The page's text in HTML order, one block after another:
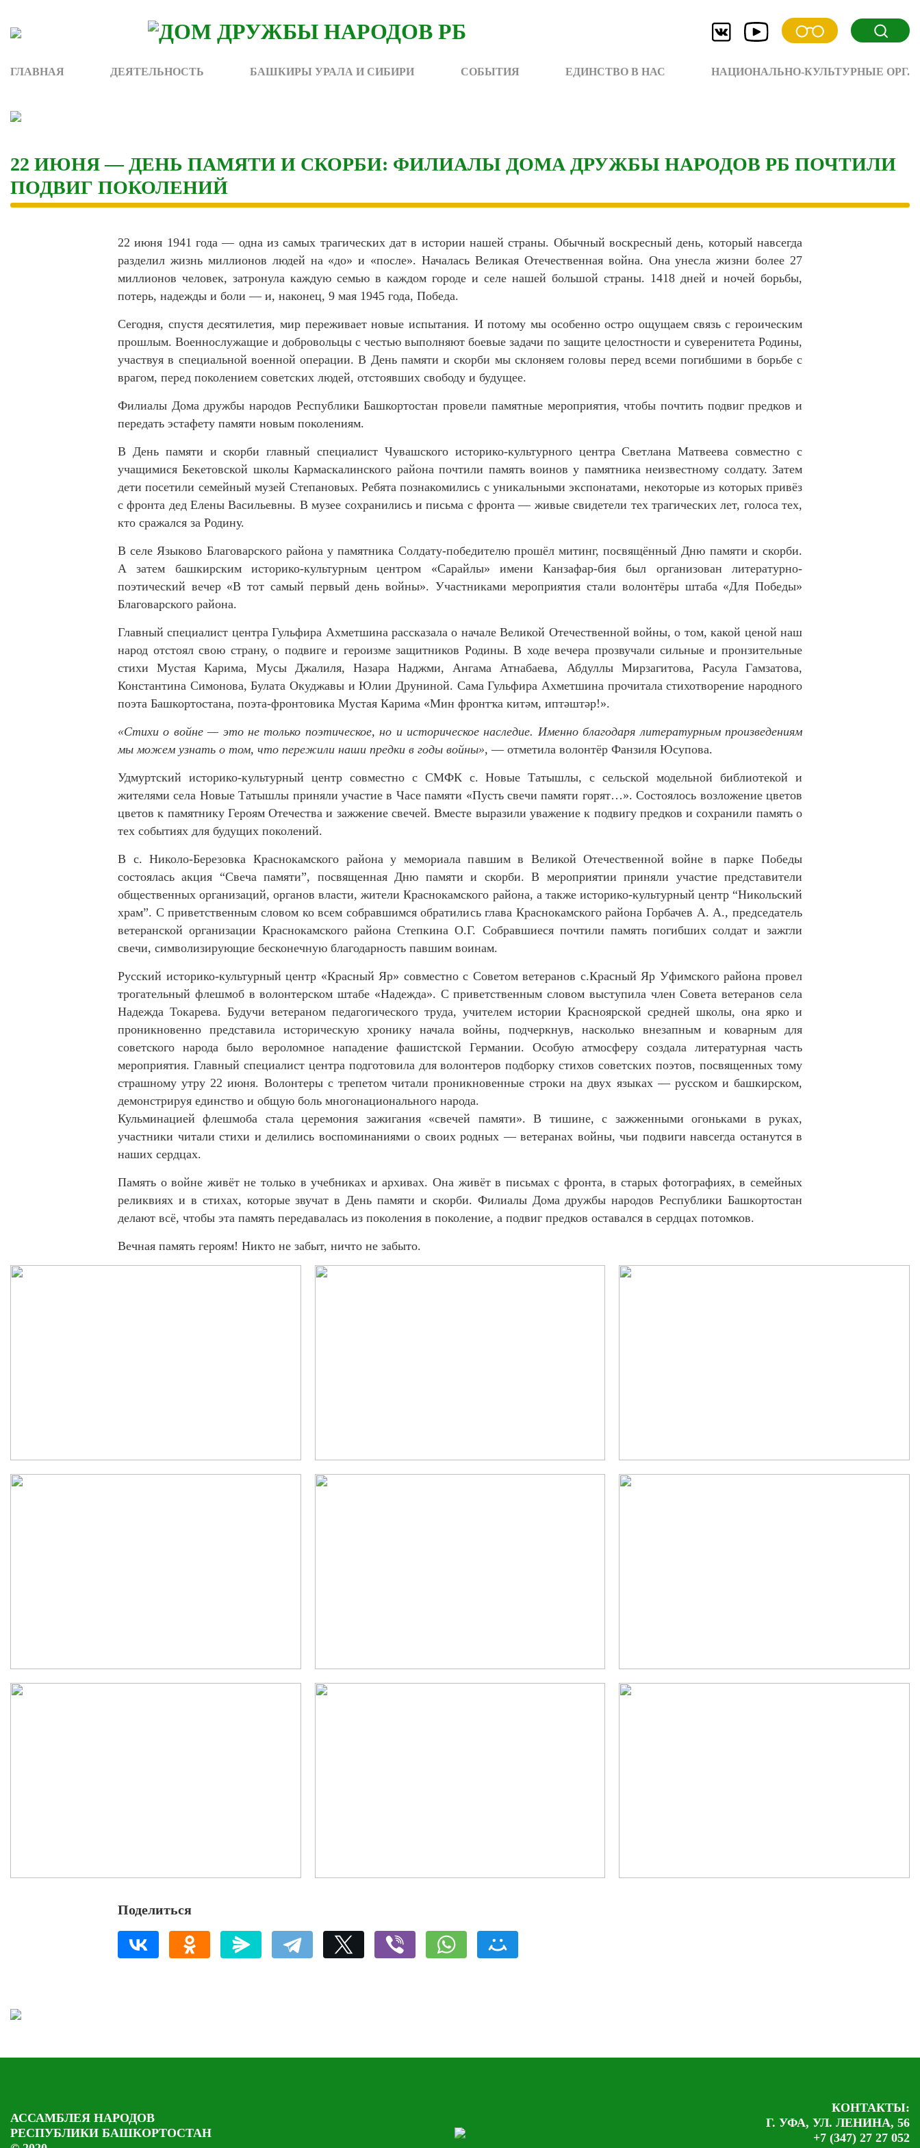
content
ГЛАВНАЯ ДЕЯТЕЛЬНОСТЬ БАШКИРЫ УРАЛА И СИБИРИ СОБЫТИЯ ЕДИНСТВО В НАС НАЦИОНАЛЬНО-КУЛЬТУРНЫЕ ОРГ.
22 ИЮНЯ — ДЕНЬ ПАМЯТИ И СКОРБИ: ФИЛИАЛЫ ДОМА ДРУЖБЫ НАРОДОВ РБ ПОЧТИЛИ
ПОДВИГ ПОКОЛЕНИЙ
22 июня 1941 года — одна из самых трагических дат в истории нашей страны. Обычный воскресный день, который навсегда
разделил жизнь миллионов людей на «до» и «после». Началась Великая Отечественная война. Она унесла жизни более 27
миллионов человек, затронула каждую семью в каждом городе и селе нашей большой страны. 1418 дней и ночей борьбы,
потерь, надежды и боли — и, наконец, 9 мая 1945 года, Победа.
Сегодня, спустя десятилетия, мир переживает новые испытания. И потому мы особенно остро ощущаем связь с героическим
прошлым. Военнослужащие и добровольцы с честью выполняют боевые задачи по защите целостности и суверенитета Родины,
участвуя в специальной военной операции. В День памяти и скорби мы склоняем головы перед всеми погибшими в борьбе с
врагом, перед поколением советских людей, отстоявших свободу и будущее.
Филиалы Дома дружбы народов Республики Башкортостан провели памятные мероприятия, чтобы почтить подвиг предков и
передать эстафету памяти новым поколениям.
В День памяти и скорби главный специалист Чувашского историко-культурного центра Светлана Матвеева совместно с
учащимися Бекетовской школы Кармаскалинского района почтили память воинов у памятника неизвестному солдату. Затем
дети посетили семейный музей Степановых. Ребята познакомились с уникальными экспонатами, некоторые из которых привёз
с фронта дед Елены Васильевны. В музее сохранились и письма с фронта — живые свидетели тех трагических лет, голоса тех,
кто сражался за Родину.
В селе Языково Благоварского района у памятника Солдату-победителю прошёл митинг, посвящённый Дню памяти и скорби.
А затем башкирским историко-культурным центром «Сарайлы» имени Канзафар-бия был организован литературно-
поэтический вечер «В тот самый первый день войны». Участниками мероприятия стали волонтёры штаба «Для Победы»
Благоварского района.
Главный специалист центра Гульфира Ахметшина рассказала о начале Великой Отечественной войны, о том, какой ценой наш
народ отстоял свою страну, о подвиге и героизме защитников Родины. В ходе вечера прозвучали сильные и пронзительные
стихи Мустая Карима, Мусы Джалиля, Назара Наджми, Ангама Атнабаева, Абдуллы Мирзагитова, Расула Гамзатова,
Константина Симонова, Булата Окуджавы и Юлии Друниной. Сама Гульфира Ахметшина прочитала стихотворение народного
поэта Башкортостана, поэта-фронтовика Мустая Карима «Мин фронтҡа китәм, иптәштәр!».
«Стихи о войне — это не только поэтическое, но и историческое наследие. Именно благодаря литературным произведениям
мы можем узнать о том, что пережили наши предки в годы войны», — отметила волонтёр Фанзиля Юсупова.
Удмуртский историко-культурный центр совместно с СМФК с. Новые Татышлы, с сельской модельной библиотекой и
жителями села Новые Татышлы приняли участие в Часе памяти «Пусть свечи памяти горят…». Состоялось возложение цветов
цветов к памятнику Героям Отечества и зажжение свечей. Вместе выразили уважение к подвигу предков и сохранили память о
тех событиях для будущих поколений.
В с. Николо-Березовка Краснокамского района у мемориала павшим в Великой Отечественной войне в парке Победы
состоялась акция “Свеча памяти”, посвященная Дню памяти и скорби. В мероприятии приняли участие представители
общественных организаций, органов власти, жители Краснокамского района, а также историко-культурный центр “Никольский
храм”. С приветственным словом ко всем собравшимся обратились глава Краснокамского района Горбачев А. А., председатель
ветеранской организации Краснокамского района Степкина О.Г. Собравшиеся почтили память погибших солдат и зажгли
свечи, символизирующие бесконечную благодарность павшим воинам.
Русский историко-культурный центр «Красный Яр» совместно с Советом ветеранов с.Красный Яр Уфимского района провел
трогательный флешмоб в волонтерском штабе «Надежда». С приветственным словом выступила член Совета ветеранов села
Надежда Токарева. Будучи ветераном педагогического труда, учителем истории Красноярской средней школы, она ярко и
проникновенно представила историческую хронику начала войны, подчеркнув, насколько внезапным и коварным для
советского народа было вероломное нападение фашистской Германии. Особую атмосферу создала литературная часть
мероприятия. Главный специалист центра подготовила для волонтеров подборку стихов советских поэтов, посвященных тому
страшному утру 22 июня. Волонтеры с трепетом читали проникновенные строки на двух языках — русском и башкирском,
демонстрируя единство и общую боль многонационального народа.
Кульминацией флешмоба стала церемония зажигания «свечей памяти». В тишине, с зажженными огоньками в руках,
участники читали стихи и делились воспоминаниями о своих родных — ветеранах войны, чьи подвиги навсегда останутся в
наших сердцах.
Память о войне живёт не только в учебниках и архивах. Она живёт в письмах с фронта, в старых фотографиях, в семейных
реликвиях и в стихах, которые звучат в День памяти и скорби. Филиалы Дома дружбы народов Республики Башкортостан
делают всё, чтобы эта память передавалась из поколения в поколение, а подвиг предков оставался в сердцах потомков.
Вечная память героям! Никто не забыт, ничто не забыто.
Поделиться
АССАМБЛЕЯ НАРОДОВ
РЕСПУБЛИКИ БАШКОРТОСТАН
КОНТАКТЫ:
Г. УФА, УЛ. ЛЕНИНА, 56
+7 (347) 27 27 052